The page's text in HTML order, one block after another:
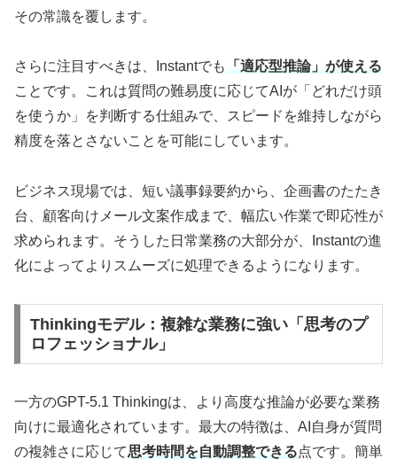
その常識を覆します。
さらに注目すべきは、Instantでも
「適応型推論」が使える
ことです。これは質問の難易度に応じてAIが「どれだけ頭
を使うか」を判断する仕組みで、スピードを維持しながら
精度を落とさないことを可能にしています。
ビジネス現場では、短い議事録要約から、企画書のたたき
台、顧客向けメール文案作成まで、幅広い作業で即応性が
求められます。そうした日常業務の大部分が、Instantの進
化によってよりスムーズに処理できるようになります。
Thinkingモデル：複雑な業務に強い「思考のプ
ロフェッショナル」
一方のGPT-5.1 Thinkingは、より高度な推論が必要な業務
向けに最適化されています。最大の特徴は、AI自身が質問
の複雑さに応じて思考時間を自動調整できる点です。簡単